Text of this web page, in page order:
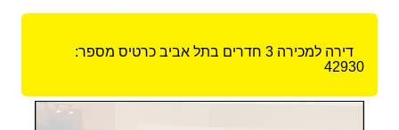
דירה למכירה 3 חדרים בתל אביב
כרטיס מספר:
42930